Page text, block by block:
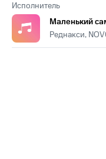
Исполнитель
Маленький